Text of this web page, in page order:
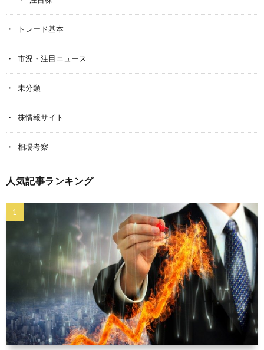
トレード基本
市況・注目ニュース
未分類
株情報サイト
相場考察
人気記事ランキング